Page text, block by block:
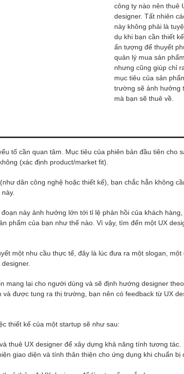
công ty nào nên thuê
designer. Tất nhiên
này không phải là
dụ khi bạn cần thiết
ấn tượng để thuyết
quản lý mua sản phẩm
nhưng cũng giúp chỉ
mục tiêu của sản
trường sẽ ảnh hưởng
mà bạn sẽ thuê về.
tố cần quan tâm. Mục tiêu của phiên bản đầu tiên cho
(xác định product/market fit).
dân công nghệ hoặc thiết kế), bạn chắc hẳn không
này ảnh hưởng lớn tới tỉ lệ phản hồi của khách hàng,
phẩm của bạn như thế nào. Vì vậy, tìm đến một UX
một nhu cầu thực tế, đây là lúc đưa ra một slogan, một
mang lại cho người dùng và sẽ định hướng designer
được tung ra thị trường, bạn nên có feedback từ UX
thiết kế của một startup sẽ như sau:
thuê UX designer để xây dựng khả năng tính tương tác.
giao diện và tính thân thiện cho ứng dụng khi chuẩn bị